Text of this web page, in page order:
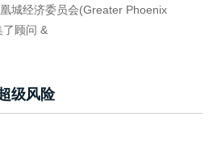
城经济委员会(Greater Phoenix
了顾问 &
级风险